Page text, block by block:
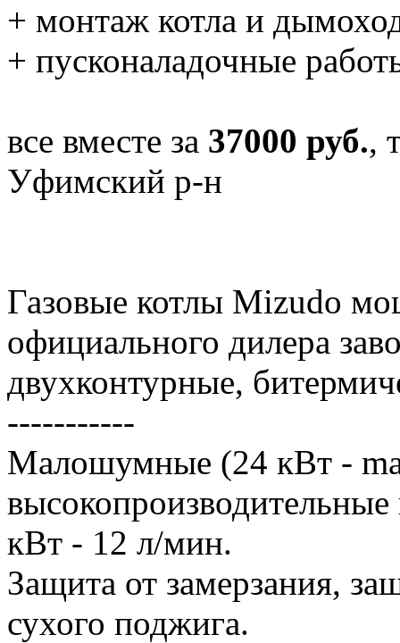
+ монтаж котла и
+ пусконаладочные
все вместе за 37000 руб.,
Уфимский р-н
Газовые котлы Mizudo
официального дилера
двухконтурные,
-----------
Малошумные (24 кВт -
кВт - 12 л/мин.
Защита от замерзания,
сухого поджига.